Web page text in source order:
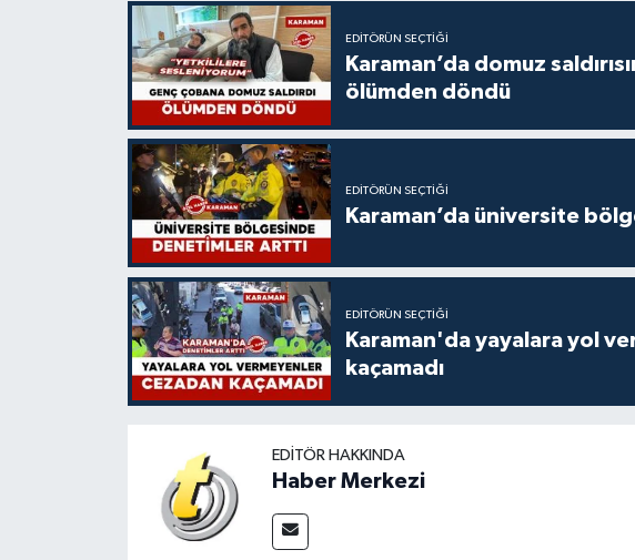
EDITÖRÜN SEÇTIĞI
Karaman’da domuz
ölümden döndü
EDITÖRÜN SEÇTIĞI
Karaman’da üniversite
EDITÖRÜN SEÇTIĞI
Karaman'da yayalara yol
kaçamadı
EDITÖR HAKKINDA
Haber Merkezi